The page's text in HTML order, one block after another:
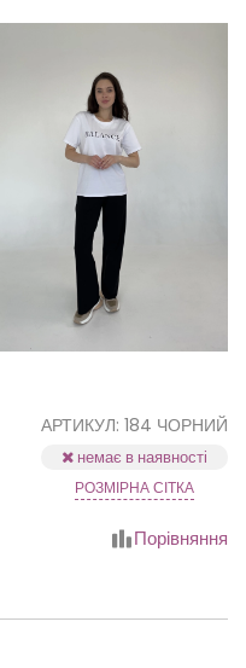
АРТИКУЛ: 184 ЧОРНИЙ
немає в наявності
РОЗМІРНА СІТКА
Порівняння